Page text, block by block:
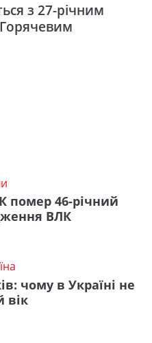
з 27-річним
помер 46-річний
ВЛК
чому в Україні не
вік